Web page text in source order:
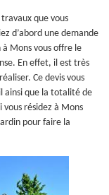
que vous
d’abord une demande
Mons vous offre le
En effet, il est très
Ce devis vous
ainsi que la totalité de
résidez à Mons
pour faire la